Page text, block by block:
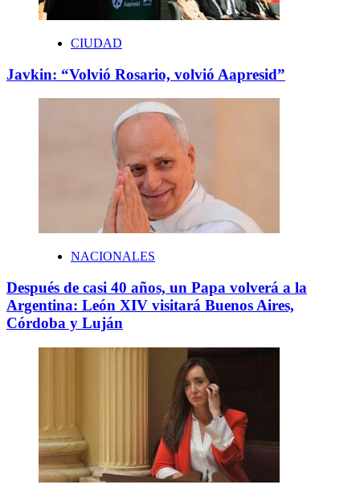
CIUDAD
Javkin: “Volvió Rosario, volvió Aapresid”
NACIONALES
Después de casi 40 años, un Papa volverá a la
Argentina: León XIV visitará Buenos Aires,
Córdoba y Luján